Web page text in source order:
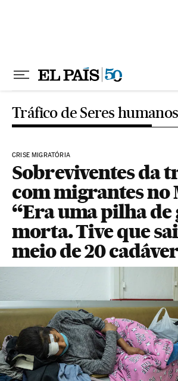
Tráfico de Seres humanos
CRISE MIGRATÓRIA
Sobreviventes da
com migrantes no
“Era uma pilha de
morta. Tive que
meio de 20